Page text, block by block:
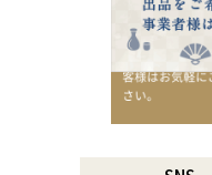
行平鍋があれば
とは大丈夫。
馬毛歯ブラシが
お祝い事に欠か